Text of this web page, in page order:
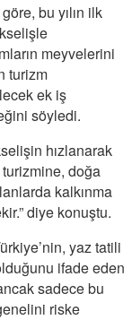
bu yılın ilk
meyvelerini
turizm
ek iş
söyledi.
hızlanarak
doğa
kalkınma
diye konuştu.
yaz tatili
ifade eden
sadece bu
riske